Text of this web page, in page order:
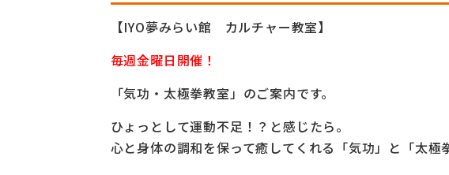
【IYO夢みらい館 カルチャー教室】
毎週金曜日開催！
「気功・太極拳教室」のご案内です。
ひょっとして運動不足！？と感じたら。
心と身体の調和を保って癒してくれる「気功」と「太極